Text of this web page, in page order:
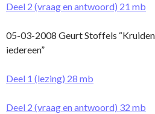
Deel 2 (vraag en antwoord) 21 mb
05-03-2008 Geurt Stoffels
iedereen”
Deel 1 (lezing) 28 mb
Deel 2 (vraag en antwoord) 32 mb